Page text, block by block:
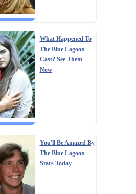
What Happened To
The Blue Lagoon
Cast? See Them
Now
You'll Be Amazed By
The Blue Lagoon
Stars Today